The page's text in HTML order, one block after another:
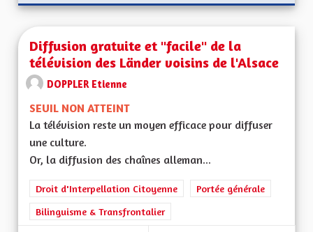
Diffusion gratuite et "facile" de la
télévision des Länder voisins de l'Alsace
DOPPLER Etienne
SEUIL NON ATTEINT
La télévision reste un moyen efficace pour diffuser
une culture.
Or, la diffusion des chaînes alleman...
Droit d'Interpellation Citoyenne
Portée générale
Bilinguisme & Transfrontalier